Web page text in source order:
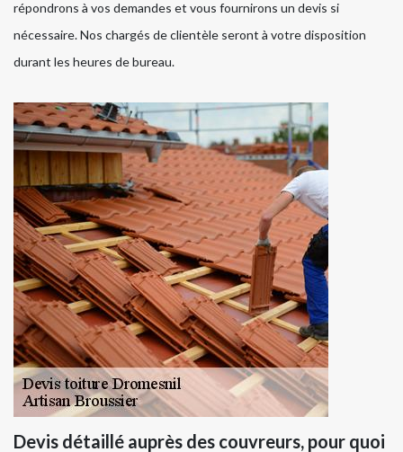
répondrons à vos demandes et vous fournirons un devis si
nécessaire. Nos chargés de clientèle seront à votre disposition
durant les heures de bureau.
Devis détaillé auprès des couvreurs, pour quoi